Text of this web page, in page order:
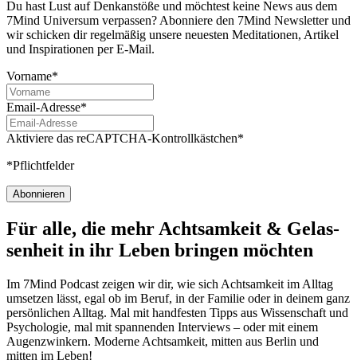
Du hast Lust auf Denkanstöße und möchtest keine News aus dem
7Mind Universum verpassen? Abon­niere den 7Mind News­let­ter und
wir schicken dir regelmäßig unsere neuesten Meditationen, Artikel
und Inspirationen per E-Mail.
Vorname*
Email-Adresse*
Aktiviere das reCAPTCHA-Kontrollkästchen*
*Pflichtfelder
Abonnieren
Für alle, die mehr Acht­sam­keit & Gelas­
sen­heit in ihr Leben brin­gen möch­ten
Im 7Mind Pod­cast zeigen wir dir, wie sich Acht­sam­keit im Alltag
umset­zen lässt, egal ob im Beruf, in der Fami­lie oder in deinem ganz
per­sön­li­chen Alltag. Mal mit hand­fes­ten Tipps aus Wis­sen­schaft und
Psy­cho­lo­gie, mal mit spannenden Interviews – oder mit einem
Augen­zwin­kern. Moderne Acht­sam­keit, mitten aus Berlin und
mitten im Leben!